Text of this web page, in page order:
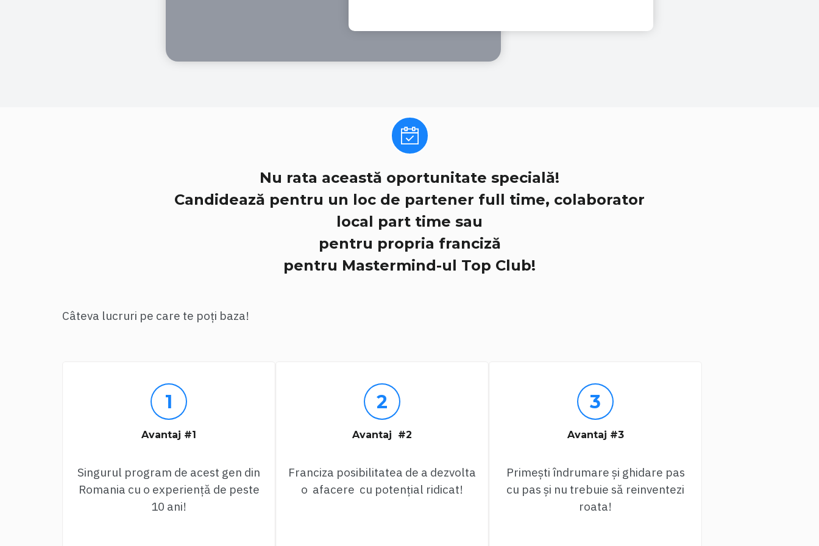
Nu rata această oportunitate specială!
Candidează pentru un loc de partener full time, colaborator
local part time sau
pentru propria franciză
pentru Mastermind-ul Top Club!
Câteva lucruri pe care te poți baza!
Avantaj #1
Singurul program de acest gen din
Romania cu o experiență de peste
10 ani!
Avantaj #2
Franciza posibilitatea de a dezvolta
o afacere cu potențial ridicat!
Avantaj #3
Primești îndrumare și ghidare pas
cu pas și nu trebuie să reinventezi
roata!